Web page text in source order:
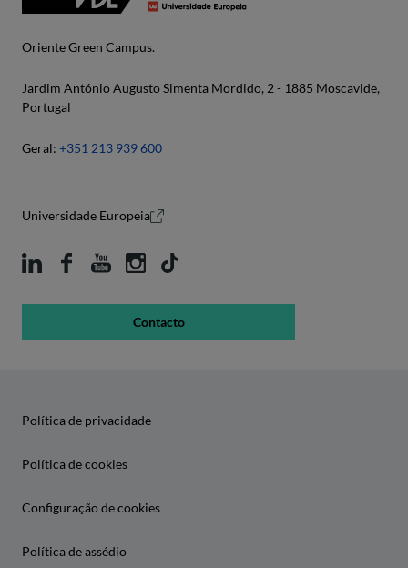
Oriente Green Campus.
Jardim António Augusto Simenta Mordido, 2 - 1885 Moscavide,
Portugal
Geral: +351 213 939 600
Universidade Europeia
Contacto
Política de privacidade
Política de cookies
Configuração de cookies
Política de assédio